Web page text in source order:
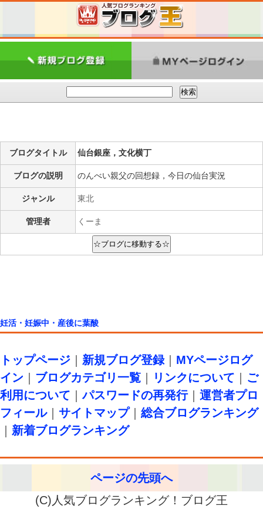
ブログタイトル 仙台銀座，文化横丁
ブログの説明 のんべい親父の回想録，今日の仙台実況
ジャンル 東北
管理者 くーま
妊活・妊娠中・産後に葉酸
トップページ 新規ブログ登録｜ MYページログ
イン
ブログカテゴリ一覧 リンクについて
ご
利用について ｜パスワードの再発行｜ 運営者プロ
フィール｜ サイトマップ｜ 総合ブログランキング
新着ブログランキング
ページの先頭へ
(C)人気ブログランキング！ブログ王